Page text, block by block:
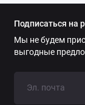
Changan
Chery
Chevrolet
Chrysler
Подписаться на
Мы не будем
выгодные